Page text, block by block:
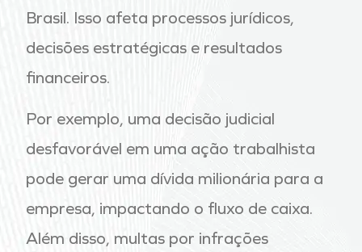
Brasil. Isso afeta processos jurídicos,
decisões estratégicas e resultados
financeiros.
Por exemplo, uma decisão judicial
desfavorável em uma ação trabalhista
pode gerar uma dívida milionária para a
empresa, impactando o fluxo de caixa.
Além disso, multas por infrações